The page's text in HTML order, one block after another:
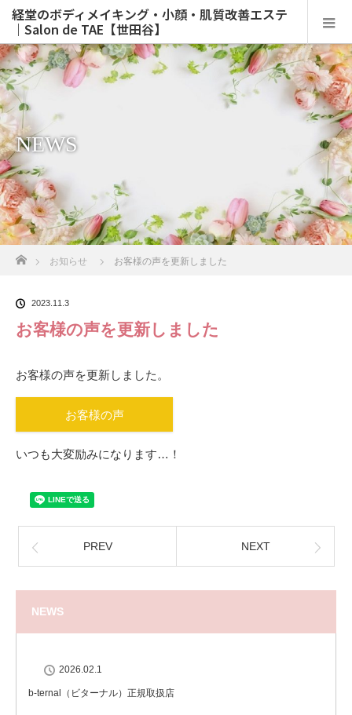
経堂のボディメイキング・小顔・肌質改善エステ
｜Salon de TAE【世田谷】
NEWS
ホーム
お知らせ お客様の声を更新しました
2023.11.3
お客様の声を更新しました
お客様の声を更新しました。
お客様の声
いつも大変励みになります…！
PREV NEXT
NEWS
2026.02.1
b-ternal（ビターナル）正規取扱店